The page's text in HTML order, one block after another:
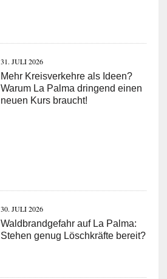
31. JULI 2026
Mehr Kreisverkehre als Ideen?
Warum La Palma dringend einen
neuen Kurs braucht!
30. JULI 2026
Waldbrandgefahr auf La Palma:
Stehen genug Löschkräfte bereit?